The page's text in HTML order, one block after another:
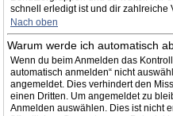
schnell erledigt ist und dir zahlreiche
Nach oben
Warum werde ich automatisch
Wenn du beim Anmelden das
automatisch anmelden“ nicht
angemeldet. Dies verhindert den
einen Dritten. Um angemeldet zu
Anmelden auswählen. Dies ist nicht